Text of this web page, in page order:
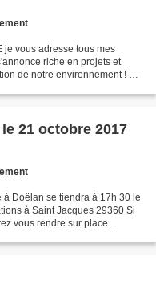
je vous adresse tous mes
riche en projets et
de notre environnement ! Ce
21 octobre 2017
Doëlan se tiendra à 17h 30 le
à Saint Jacques 29360 Si
vous rendre sur place